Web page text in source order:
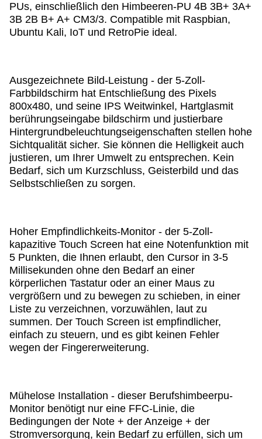
PUs, einschließlich den Himbeeren-PU 4B 3B+ 3A+
3B 2B B+ A+ CM3/3. Compatible mit Raspbian,
Ubuntu Kali, IoT und RetroPie ideal.
Ausgezeichnete Bild-Leistung - der 5-Zoll-
Farbbildschirm hat Entschließung des Pixels
800x480, und seine IPS Weitwinkel, Hartglasmit
berührungseingabe bildschirm und justierbare
Hintergrundbeleuchtungseigenschaften stellen hohe
Sichtqualität sicher. Sie können die Helligkeit auch
justieren, um Ihrer Umwelt zu entsprechen. Kein
Bedarf, sich um Kurzschluss, Geisterbild und das
Selbstschließen zu sorgen.
Hoher Empfindlichkeits-Monitor - der 5-Zoll-
kapazitive Touch Screen hat eine Notenfunktion mit
5 Punkten, die Ihnen erlaubt, den Cursor in 3-5
Millisekunden ohne den Bedarf an einer
körperlichen Tastatur oder an einer Maus zu
vergrößern und zu bewegen zu schieben, in einer
Liste zu verzeichnen, vorzuwählen, laut zu
summen. Der Touch Screen ist empfindlicher,
einfach zu steuern, und es gibt keinen Fehler
wegen der Fingererweiterung.
Mühelose Installation - dieser Berufshimbeerpu-
Monitor benötigt nur eine FFC-Linie, die
Bedingungen der Note + der Anzeige + der
Stromversorgung, kein Bedarf zu erfüllen, sich um